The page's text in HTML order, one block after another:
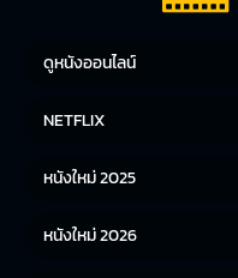
ดูหนังออนไลน์
หนังญี่ปุ่น
NETFLIX
หนังใหม่ 2025
หนังใหม่ 2026